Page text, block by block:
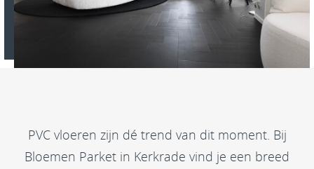
PVC vloeren zijn dé trend van dit moment. Bij
Bloemen Parket in Kerkrade vind je een breed